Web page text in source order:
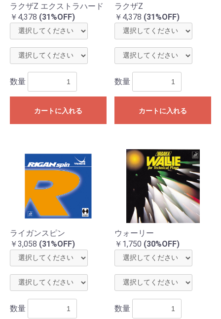
ラクザZ エクストラハード
￥4,378 (31%OFF)
数量
カートに入れる
ラクザZ
￥4,378 (31%OFF)
数量
カートに入れる
ライガンスピン
￥3,058 (31%OFF)
数量
ウォーリー
￥1,750 (30%OFF)
数量